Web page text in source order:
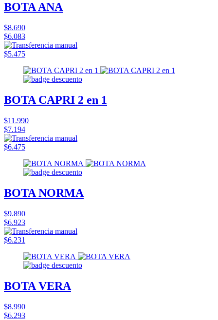
BOTA ANA
$8.690
$6.083
$5.475
BOTA CAPRI 2 en 1
$11.990
$7.194
$6.475
BOTA NORMA
$9.890
$6.923
$6.231
BOTA VERA
$8.990
$6.293